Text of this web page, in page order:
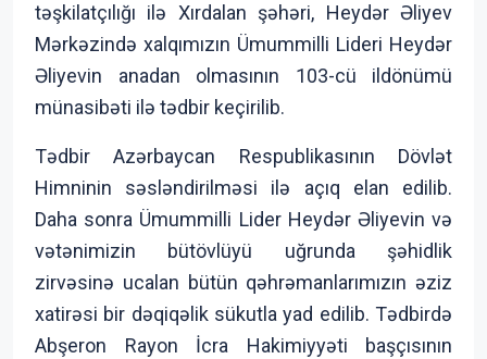
təşkilatçılığı ilə Xırdalan şəhəri, Heydər Əliyev
Mərkəzində xalqımızın Ümummilli Lideri Heydər
Əliyevin anadan olmasının 103-cü ildönümü
münasibəti ilə tədbir keçirilib.
Tədbir Azərbaycan Respublikasının Dövlət
Himninin səsləndirilməsi ilə açıq elan edilib.
Daha sonra Ümummilli Lider Heydər Əliyevin və
vətənimizin bütövlüyü uğrunda şəhidlik
zirvəsinə ucalan bütün qəhrəmanlarımızın əziz
xatirəsi bir dəqiqəlik sükutla yad edilib. Tədbirdə
Abşeron Rayon İcra Hakimiyyəti başçısının